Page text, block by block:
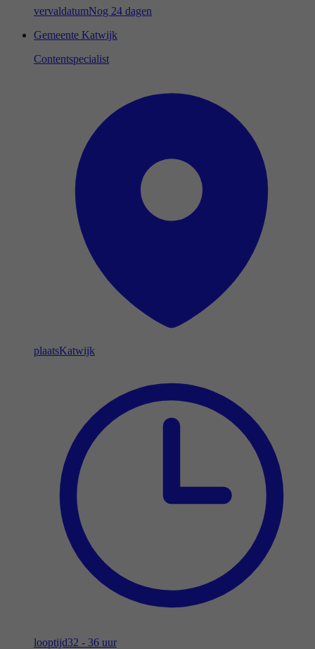
vervaldatumNog 24 dagen
Gemeente Katwijk
Contentspecialist
plaatsKatwijk
looptijd32 - 36 uur